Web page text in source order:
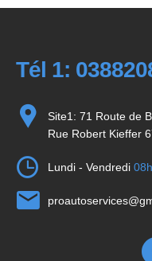
Tél 1:
Site1: 71 Route de
Rue Robert Kieffer
Lundi - Vendredi